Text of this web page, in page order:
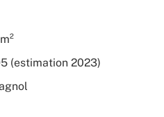
(estimation 2023)